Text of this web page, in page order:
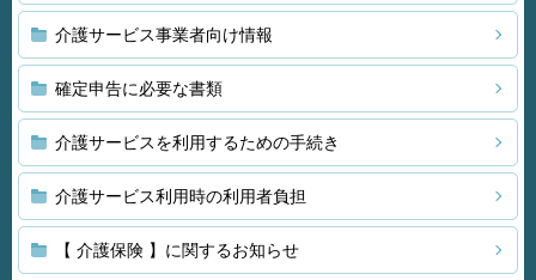
介護サービス事業者向け情報
確定申告に必要な書類
介護サービスを利用するための手続き
介護サービス利用時の利用者負担
【 介護保険 】に関するお知らせ